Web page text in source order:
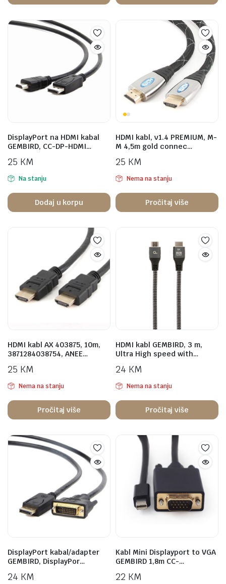
DisplayPort na HDMI kabal
GEMBIRD, CC-DP-HDMI…
25 KM
Na stanju
Dodaj u korpu
HDMI kabl, v1.4 PREMIUM, M-
M 4,5m gold connec…
25 KM
Nema na stanju
Pročitaj više
HDMI kabl AX 403875, 10m,
3871284038754, ANEE…
25 KM
Nema na stanju
Pročitaj više
HDMI kabl GEMBIRD, 3 m,
Ultra High speed with…
24 KM
Nema na stanju
Pročitaj više
DisplayPort kabal/adapter
GEMBIRD, DisplayPor…
24 KM
Kabl Mini Displayport to VGA
GEMBIRD 1,8m CC-…
22 KM